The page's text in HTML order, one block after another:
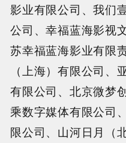
影业有限公司、我们
公司、幸福蓝海影视
苏幸福蓝海影业有限
（上海）有限公司、
有限公司、北京微梦
乘数字媒体有限公司
限公司、山河日月（